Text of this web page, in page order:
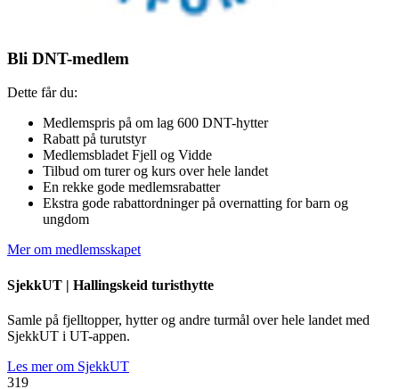
Bli DNT-medlem
Dette får du:
Medlemspris på om lag 600 DNT-hytter
Rabatt på turutstyr
Medlemsbladet Fjell og Vidde
Tilbud om turer og kurs over hele landet
En rekke gode medlemsrabatter
Ekstra gode rabattordninger på overnatting for barn og
ungdom
Mer om medlemsskapet
SjekkUT | Hallingskeid turisthytte
Samle på fjelltopper, hytter og andre turmål over hele landet med
SjekkUT i UT-appen.
Les mer om SjekkUT
319